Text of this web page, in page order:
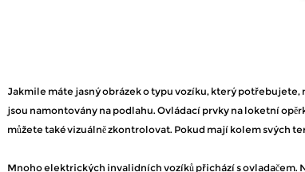
Jakmile máte jasný obrázek o typu vozíku, který potřebujete,
jsou namontovány na podlahu. Ovládací prvky na loketní
můžete také vizuálně zkontrolovat. Pokud mají kolem svých
Mnoho elektrických invalidních vozíků přichází s ovladačem.